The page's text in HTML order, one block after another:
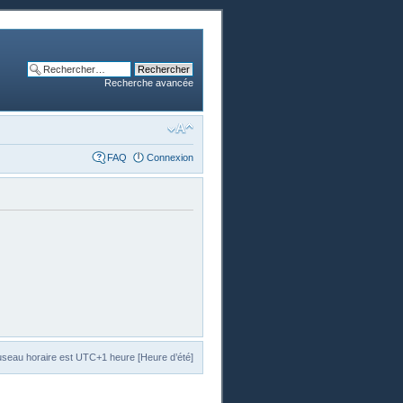
Recherche avancée
FAQ Connexion
horaire est UTC+1 heure [Heure d’été]